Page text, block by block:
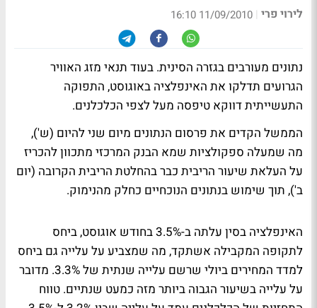
לירוי פרי |
11/09/2010 16:10
נתונים מעורבים בגזרה הסינית. בעוד תנאי מזג האוויר
הגרועים תדלקו את האינפלציה באוגוסט, התפוקה
התעשייתית דווקא טיפסה מעל לצפי הכלכלנים.
הממשל הקדים את פרסום הנתונים מיום שני להיום (ש'),
מה שמעלה ספקולציות שמא הבנק המרכזי מתכוון להכריז
על העלאת שיעור הריבית כבר בהחלטת הריבית הקרובה (יום
ב'), תוך שימוש בנתונים הנוכחיים כחלק מהנימוק.
האינפלציה בסין עלתה ב-3.5% בחודש אוגוסט, ביחס
לתקופה המקבילה אשתקד, מה שמצביע על עלייה גם ביחס
למדד המחירים ביולי שרשם עלייה שנתית של 3.3%. מדובר
על עלייה בשיעור הגבוה ביותר מזה כמעט שנתיים. טווח